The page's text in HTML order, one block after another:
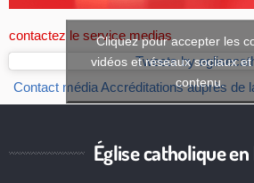
contactez le service medias
Tweets by
Cliquez pour accepter les
vidéos et réseaux sociaux
contenu.
Contact médiaAccréditations auprès de
Église catholique en